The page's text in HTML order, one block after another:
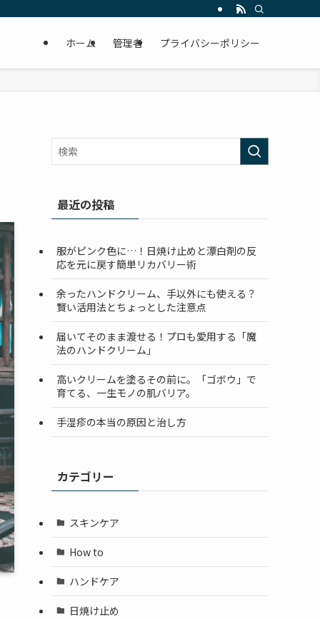
ホーム 管理者 プライバシーポリシー
最近の投稿
服がピンク色に…！日焼け止めと漂白剤の反
応を元に戻す簡単リカバリー術
余ったハンドクリーム、手以外にも使える？
賢い活用法とちょっとした注意点
届いてそのまま渡せる！プロも愛用する「魔
法のハンドクリーム」
高いクリームを塗るその前に。「ゴボウ」で
育てる、一生モノの肌バリア。
手湿疹の本当の原因と治し方
カテゴリー
スキンケア
How to
ハンドケア
日焼け止め